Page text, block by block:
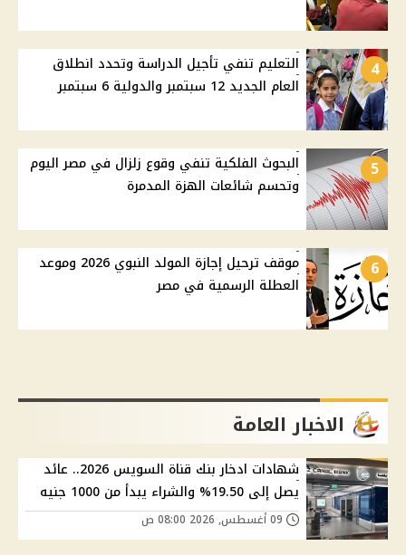
4
التعليم تنفي تأجيل الدراسة وتحدد انطلاق
العام الجديد 12 سبتمبر والدولية 6 سبتمبر
5
البحوث الفلكية تنفي وقوع زلزال في مصر اليوم
وتحسم شائعات الهزة المدمرة
6
موقف ترحيل إجازة المولد النبوي 2026 وموعد
العطلة الرسمية في مصر
الاخبار العامة
شهادات ادخار بنك قناة السويس 2026.. عائد
يصل إلى 19.50% والشراء يبدأ من 1000 جنيه